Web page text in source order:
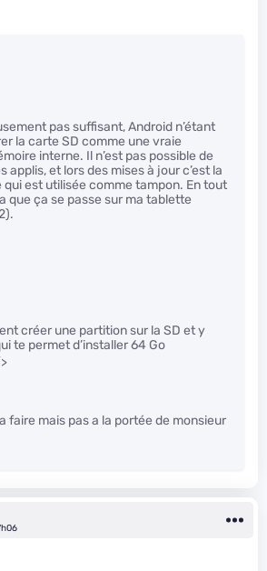
pas suffisant, Android n’étant
la carte SD comme une vraie
interne. Il n’est pas possible de
et lors des mises à jour c’est la
qui est utilisée comme tampon. En tout
que ça se passe sur ma tablette
créer une partition sur la SD et y
te permet d’installer 64 Go
faire mais pas a la portée de monsieur